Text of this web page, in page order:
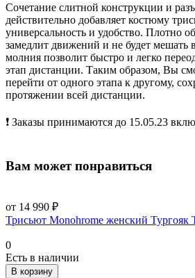
Сочетание слитной конструкции и
действительно добавляет костюму
универсальность и удобство. Плотно
замедлит движений и не будет мешать
молния позволит быстро и легко
этап дистанции. Таким образом, Вы
перейти от одного этапа к другому,
протяжении всей дистанции.
❗️ Заказы принимаются до 15.05.23
Вам может понравиться
от 14 990 ₽
Трисьют Monohrome женский Тургояк
0
Есть в наличии
В корзину